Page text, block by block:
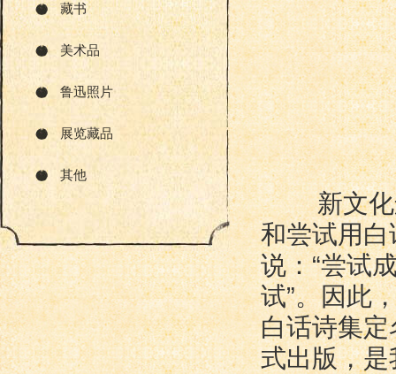
藏书
美术品
鲁迅照片
展览藏品
其他
新文化运
和尝试用
说：“尝试
试”。因此
白话诗集
式出版，